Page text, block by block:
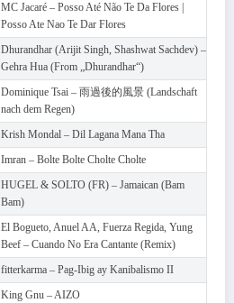
MC Jacaré – Posso Até Não Te Da Flores |
Posso Ate Nao Te Dar Flores
Dhurandhar (Arijit Singh, Shashwat Sachdev) –
Gehra Hua (From „Dhurandhar“)
Dominique Tsai – 雨過後的風景 (Landschaft
nach dem Regen)
Krish Mondal – Dil Lagana Mana Tha
Imran – Bolte Bolte Cholte Cholte
HUGEL & SOLTO (FR) – Jamaican (Bam
Bam)
El Bogueto, Anuel AA, Fuerza Regida, Yung
Beef – Cuando No Era Cantante (Remix)
fitterkarma – Pag-Ibig ay Kanibalismo II
King Gnu – AIZO